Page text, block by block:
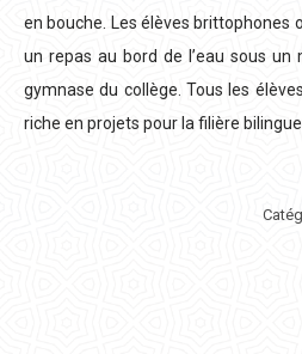
en bouche. Les élèves brittophones
un repas au bord de l’eau sous
gymnase du collège. Tous les
riche en projets pour la filière